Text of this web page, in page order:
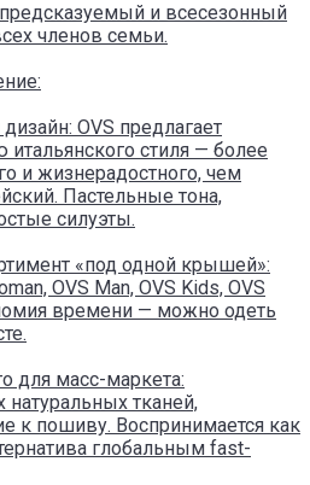
и всесезонный
членов семьи.
OVS предлагает
стиля — более
и жизнерадостного, чем
Пастельные тона,
силуэты.
«под одной крышей»:
OVS Man, OVS Kids, OVS
времени — можно одеть
для масс-маркета:
тканей,
к пошиву. Воспринимается как
глобальным fast-